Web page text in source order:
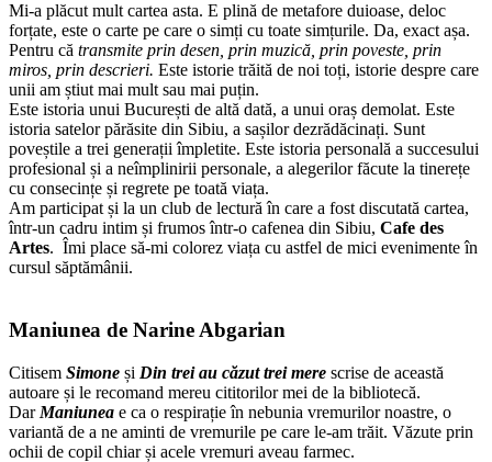
Mi-a plăcut mult cartea asta. E plină de metafore duioase, deloc
forțate, este o carte pe care o simți cu toate simțurile. Da, exact așa.
Pentru că transmite prin desen, prin muzică, prin poveste, prin
miros, prin descrieri. Este istorie trăită de noi toți, istorie despre care
unii am știut mai mult sau mai puțin.
Este istoria unui București de altă dată, a unui oraș demolat. Este
istoria satelor părăsite din Sibiu, a sașilor dezrădăcinați. Sunt
poveștile a trei generații împletite. Este istoria personală a succesului
profesional și a neîmplinirii personale, a alegerilor făcute la tinerețe
cu consecințe și regrete pe toată viața.
Am participat și la un club de lectură în care a fost discutată cartea,
într-un cadru intim și frumos într-o cafenea din Sibiu, Cafe des
Artes. Îmi place să-mi colorez viața cu astfel de mici evenimente în
cursul săptămânii.
Maniunea de Narine Abgarian
Citisem Simone și Din trei au căzut trei mere scrise de această
autoare și le recomand mereu cititorilor mei de la bibliotecă.
Dar Maniunea e ca o respirație în nebunia vremurilor noastre, o
variantă de a ne aminti de vremurile pe care le-am trăit. Văzute prin
ochii de copil chiar și acele vremuri aveau farmec.